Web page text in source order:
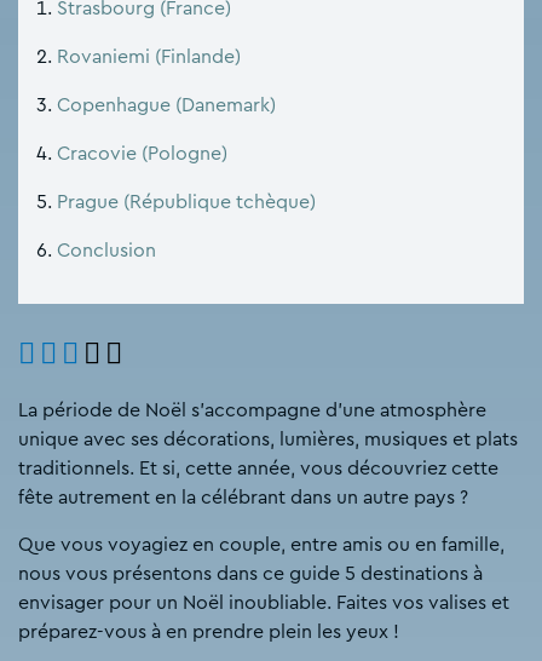
Strasbourg (France)
Rovaniemi (Finlande)
Copenhague (Danemark)
Cracovie (Pologne)
Prague (République tchèque)
Conclusion
La période de Noël s’accompagne d’une atmosphère
unique avec ses décorations, lumières, musiques et plats
traditionnels. Et si, cette année, vous découvriez cette
fête autrement en la célébrant dans un autre pays ?
Que vous voyagiez en couple, entre amis ou en famille,
nous vous présentons dans ce guide 5 destinations à
envisager pour un Noël inoubliable. Faites vos valises et
préparez-vous à en prendre plein les yeux !